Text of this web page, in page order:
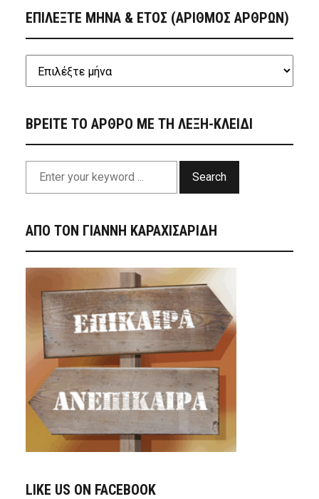
ΕΠΙΛΕΞΤΕ ΜΗΝΑ & ΕΤΟΣ (ΑΡΙΘΜΟΣ ΑΡΘΡΩΝ)
ΒΡΕΙΤΕ ΤΟ ΑΡΘΡΟ ΜΕ ΤΗ ΛΕΞΗ-ΚΛΕΙΔΙ
Search
ΑΠΟ ΤΟΝ ΓΙΑΝΝΗ ΚΑΡΑΧΙΣΑΡΙΔΗ
LIKE US ON FACEBOOK